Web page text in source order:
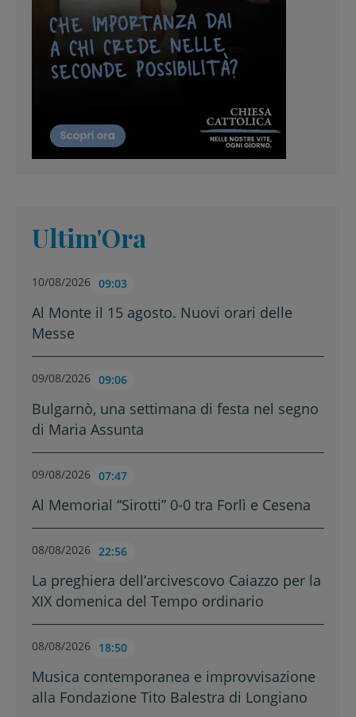
Ultim'Ora
10/08/2026 09:03
Al Monte il 15 agosto. Nuovi orari delle
Messe
09/08/2026 09:06
Bulgarnò, una settimana di festa nel segno
di Maria Assunta
09/08/2026 07:47
Al Memorial “Sirotti” 0-0 tra Forlì e Cesena
08/08/2026 22:56
La preghiera dell’arcivescovo Caiazzo per la
XIX domenica del Tempo ordinario
08/08/2026 18:50
Musica contemporanea e improvvisazione
alla Fondazione Tito Balestra di Longiano